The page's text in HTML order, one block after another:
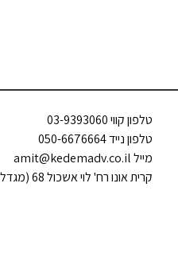
טלפון קווי 03-9393060
טלפון נייד 050-6676664
מייל amit@kedemadv.co.il
קרית אונו רח' לוי אשכול 68 (מגדל משרדים B אונו).